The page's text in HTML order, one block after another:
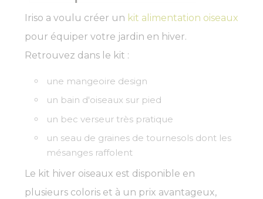
Iriso a voulu créer un kit alimentation oiseaux
pour équiper votre jardin en hiver.
Retrouvez dans le kit :
une mangeoire design
un bain d'oiseaux sur pied
un bec verseur très pratique
un seau de graines de tournesols dont les
mésanges raffolent
Le kit hiver oiseaux est disponible en
plusieurs coloris et à un prix avantageux,